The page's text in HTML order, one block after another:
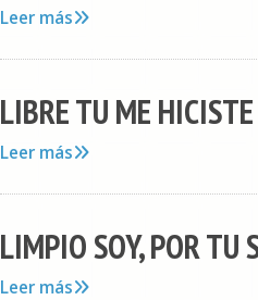
Leer más
LIBRE TU ME
Leer más
LIMPIO SOY, POR TU
Leer más